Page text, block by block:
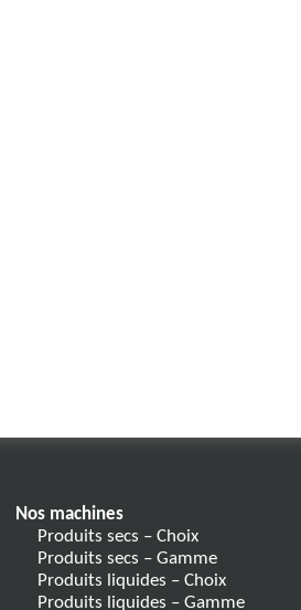
Nos machines
Produits secs – Choix
Produits secs – Gamme
Produits liquides – Choix
Produits liquides – Gamme